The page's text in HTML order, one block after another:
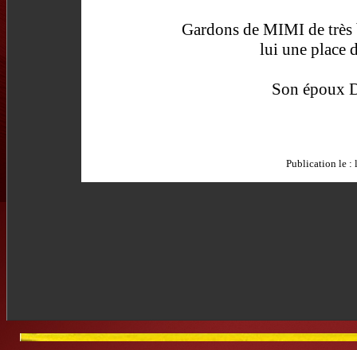
Gardons de MIMI de très
lui une place
Son époux
Publication le :